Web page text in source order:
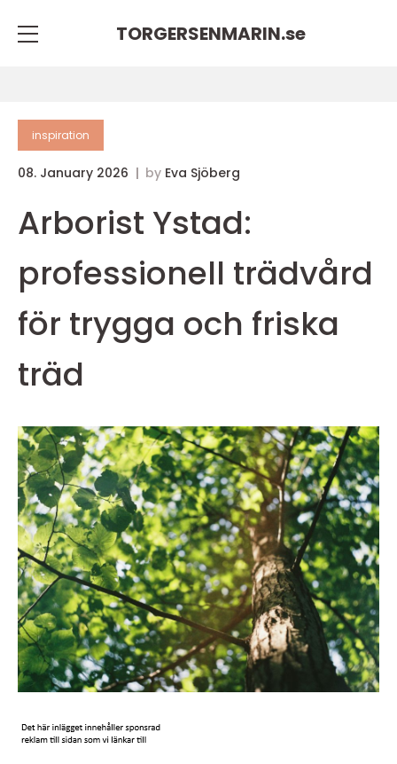
TORGERSENMARIN.se
inspiration
08. January 2026 by Eva Sjöberg
Arborist Ystad:
professionell trädvård
för trygga och friska
träd